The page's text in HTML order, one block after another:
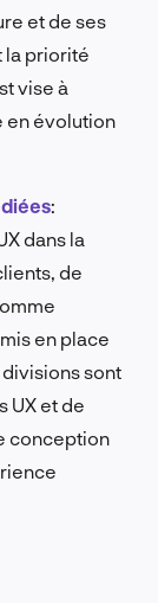
et de ses
la priorité
vise à
en évolution
:
dans la
de
en place
divisions sont
UX et de
conception